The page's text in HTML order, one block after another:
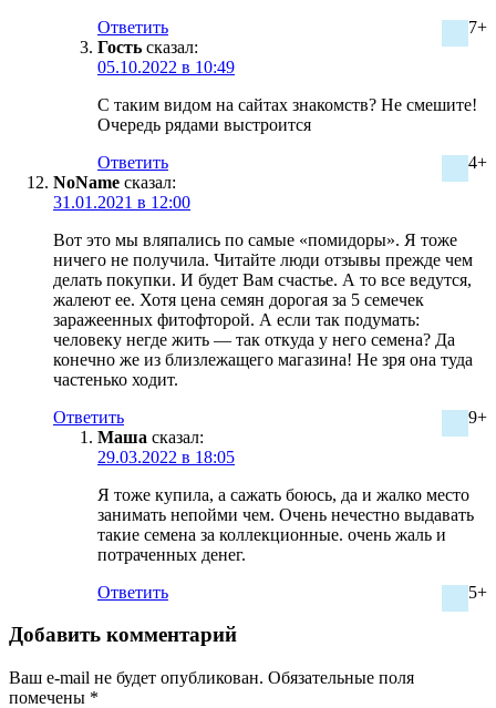
7+
Ответить
Гость сказал:
05.10.2022 в 10:49
С таким видом на сайтах знакомств? Не смешите!
Очередь рядами выстроится
4+
Ответить
NoName сказал:
31.01.2021 в 12:00
Вот это мы вляпались по самые «помидоры». Я тоже
ничего не получила. Читайте люди отзывы прежде чем
делать покупки. И будет Вам счастье. А то все ведутся,
жалеют ее. Хотя цена семян дорогая за 5 семечек
заражеенных фитофторой. А если так подумать:
человеку негде жить — так откуда у него семена? Да
конечно же из близлежащего магазина! Не зря она туда
частенько ходит.
9+
Ответить
Маша сказал:
29.03.2022 в 18:05
Я тоже купила, а сажать боюсь, да и жалко место
занимать непойми чем. Очень нечестно выдавать
такие семена за коллекционные. очень жаль и
потраченных денег.
5+
Ответить
Добавить комментарий
Ваш e-mail не будет опубликован. Обязательные поля
помечены *